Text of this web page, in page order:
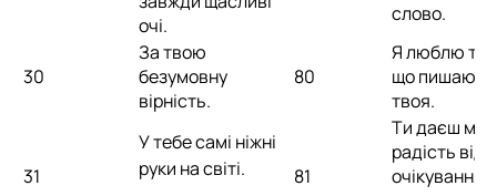
очі.
слово.
30
За твою
безумовну
вірність.
80
Я люблю
що
твоя.
31
У тебе самі ніжні
руки на світі.
81
Ти даєш
радість від
очікування і